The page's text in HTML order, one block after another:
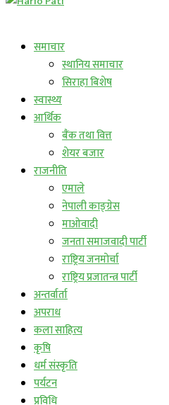
समाचार
स्थानिय समाचार
सिराहा बिशेष
स्वास्थ्य
आर्थिक
बैंक तथा वित्त
शेयर बजार
राजनीति
एमाले
नेपाली काङ्ग्रेस
माओवादी
जनता समाजवादी पार्टी
राष्ट्रिय जनमोर्चा
राष्ट्रिय प्रजातन्त्र पार्टी
अन्तर्वार्ता
अपराध
कला साहित्य
कृषि
धर्म संस्कृति
पर्यटन
प्रविधि